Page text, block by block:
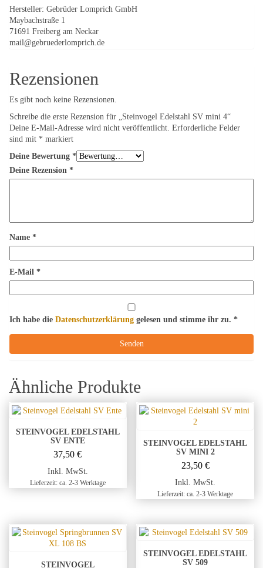
Hersteller: Gebrüder Lomprich GmbH
Maybachstraße 1
71691 Freiberg am Neckar
mail@gebruederlomprich.de
Rezensionen
Es gibt noch keine Rezensionen.
Schreibe die erste Rezension für „Steinvogel Edelstahl SV mini 4“
Deine E-Mail-Adresse wird nicht veröffentlicht. Erforderliche Felder
sind mit * markiert
Deine Bewertung *
Deine Rezension *
Name *
E-Mail *
Ich habe die Datenschutzerklärung gelesen und stimme ihr zu. *
Ähnliche Produkte
STEINVOGEL EDELSTAHL
SV ENTE
37,50€
Inkl. MwSt.
Lieferzeit: ca. 2-3 Werktage
STEINVOGEL EDELSTAHL
SV MINI 2
23,50 €
Inkl. MwSt.
Lieferzeit: ca. 2-3 Werktage
STEINVOGEL
STEINVOGEL EDELSTAHL
SV 509